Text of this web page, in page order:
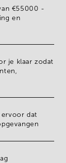
€55000 -
en
je klaar zodat
dat